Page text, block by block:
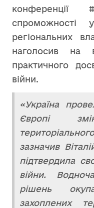
конференції
спроможності
регіональних
наголосив на
практичного
війни.
«Україна
Європі
зазначив
підтвердила
війни.
рішень
захоплених